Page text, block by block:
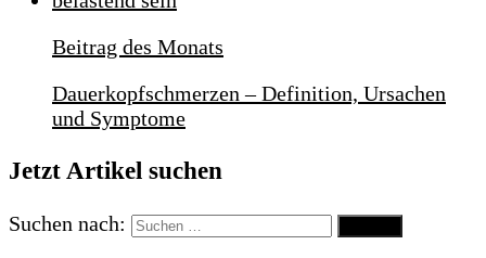
Beitrag des Monats
Dauerkopfschmerzen – Definition, Ursachen
und Symptome
Jetzt Artikel suchen
Suchen nach: